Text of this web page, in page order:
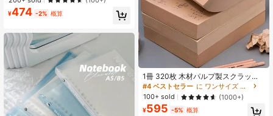
校用品、ハロウィン&クリスマスパー
ティーギフト、学校必需品
¥474 -2% 概算
1冊 320枚 木材パルプ製スクラッチ
ペーパー、メモ、計算、スケッチ、
絵画など多用途、秋の学校生活に適
し、目に優しい、学用品、新学期
#4 ベストセラー
に ワンサイズ ノートブック
100+ sold
(1000+)
¥595 -5% 概算